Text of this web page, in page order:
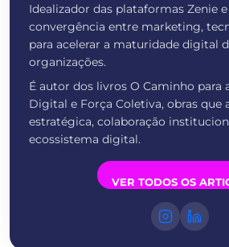
Idealizador das plataformas Zenie
convergência entre marketing,
para acelerar a maturidade digital
organizações.
É autor dos livros O Caminho para
Digital e Força Coletiva, obras que
estratégica, colaboração
ecossistema digital.
VER TODOS OS